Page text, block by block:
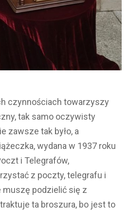
czynnościach towarzyszy
tak samo oczywisty
zawsze tak było, a
wydana w 1937 roku
i Telegrafów,
z poczty, telegrafu i
muszę podzielić się z
ta broszura, bo jest to